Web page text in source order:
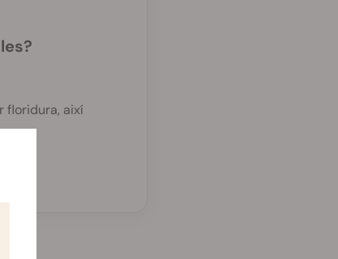
floridura, així